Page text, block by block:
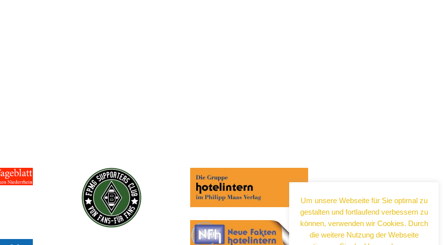
Um unsere Webseite für Sie optimal zu
gestalten und fortlaufend verbessern zu
können, verwenden wir Cookies. Durch
die weitere Nutzung der Webseite